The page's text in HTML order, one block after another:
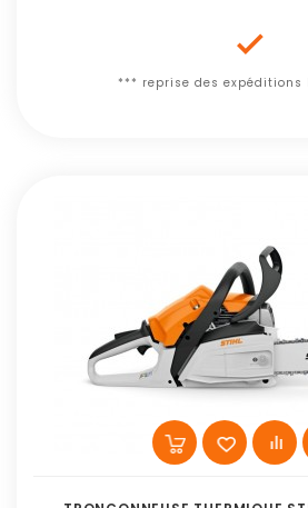

*** reprise des expéditions